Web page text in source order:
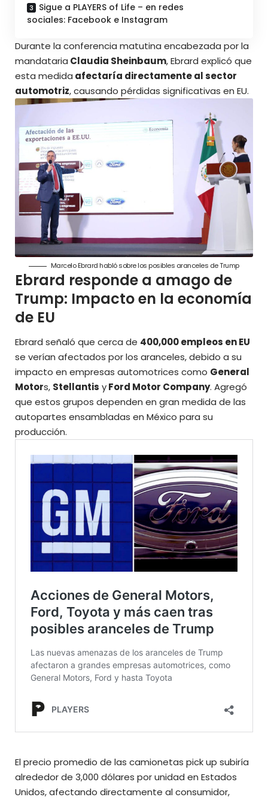
Sigue a PLAYERS of Life – en redes
sociales: Facebook e Instagram
Durante la conferencia matutina encabezada por la
mandataria Claudia Sheinbaum, Ebrard explicó que
esta medida afectaría directamente al sector
automotriz, causando pérdidas significativas en EU.
Marcelo Ebrard habló sobre los posibles aranceles de Trump
Ebrard responde a amago de
Trump: Impacto en la economía
de EU
Ebrard señaló que cerca de 400,000 empleos en EU
se verían afectados por los aranceles, debido a su
impacto en empresas automotrices como General
Motors, Stellantis yFord Motor Company. Agregó
que estos grupos dependen en gran medida de las
autopartes ensambladas en México para su
producción.
El precio promedio de las camionetas pick up subiría
alrededor de 3,000 dólares por unidad en Estados
Unidos, afectando directamente al consumidor,